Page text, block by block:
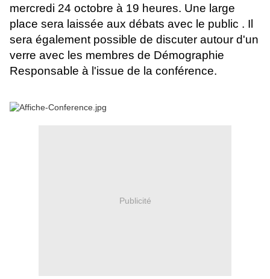
mercredi 24 octobre à 19 heures. Une large
place sera laissée aux débats avec le public . Il
sera également possible de discuter autour d'un
verre avec les membres de Démographie
Responsable à l'issue de la conférence.
Publicité